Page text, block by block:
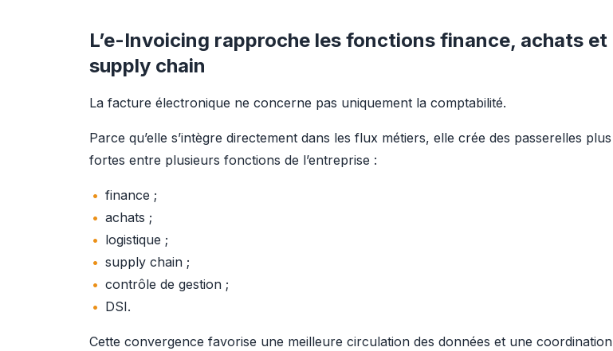
L’e-Invoicing rapproche les fonctions finance, achats et
supply chain
La facture électronique ne concerne pas uniquement la comptabilité.
Parce qu’elle s’intègre directement dans les flux métiers, elle crée des passerelles plus
fortes entre plusieurs fonctions de l’entreprise :
finance ;
achats ;
logistique ;
supply chain ;
contrôle de gestion ;
DSI.
Cette convergence favorise une meilleure circulation des données et une coordination